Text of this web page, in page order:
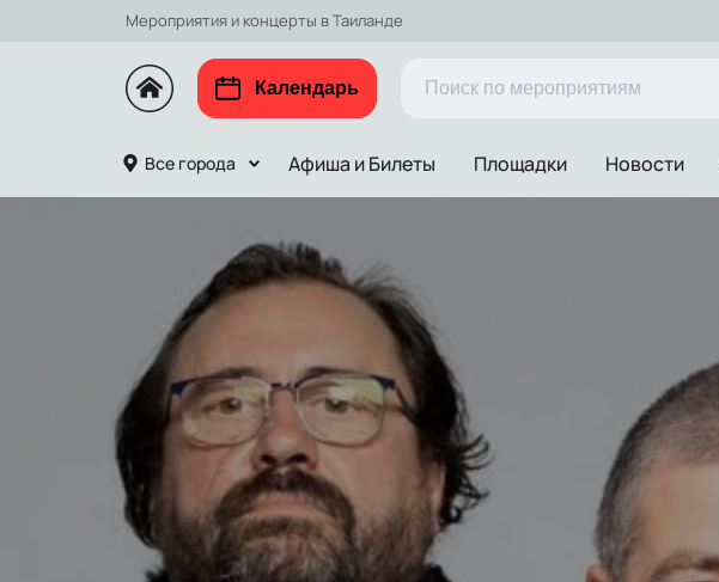
Мероприятия и концерты в Таиланде
Календарь
Все города Афиша и Билеты Площадки Новости